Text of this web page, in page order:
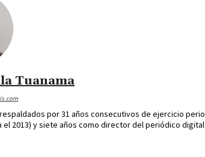
Tuanama
por 31 años consecutivos de ejercicio
2013) y siete años como director del periódico digital